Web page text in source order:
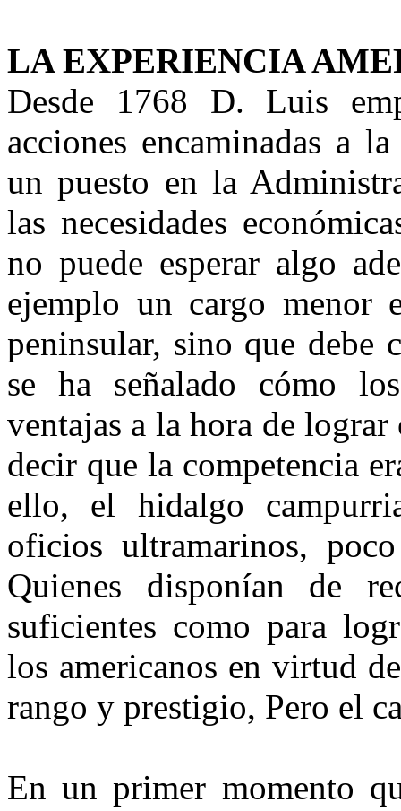
LA EXPERIENCIA
Desde 1768 D. Luis
acciones encaminadas a
un puesto en la
las necesidades
no puede esperar algo
ejemplo un cargo menor
peninsular, sino que debe
se ha señalado cómo
ventajas a la hora de lograr
decir que la competencia
ello, el hidalgo
oficios ultramarinos,
Quienes disponían de
suficientes como para
los americanos en virtud
rango y prestigio, Pero el
En un primer momento